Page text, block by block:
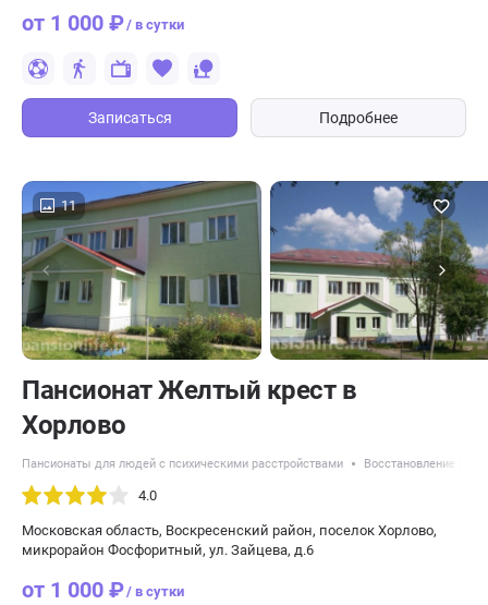
от 1 000 ₽/ в сутки
Записаться Подробнее
11
Пансионат Желтый крест в
Хорлово
Пансионаты для людей с психическими расстройствами Восстановление
4.0
Московская область, Воскресенский район, поселок Хорлово,
микрорайон Фосфоритный, ул. Зайцева, д.6
от 1 000 ₽/ в сутки